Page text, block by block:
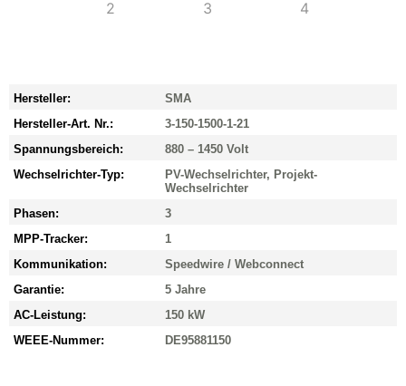
Hersteller:
SMA
Hersteller-Art. Nr.:
3-150-1500-1-21
Spannungsbereich:
880 – 1450 Volt
Wechselrichter-Typ:
PV-Wechselrichter, Projekt-
Wechselrichter
Phasen:
3
MPP-Tracker:
1
Kommunikation:
Speedwire / Webconnect
Garantie:
5 Jahre
AC-Leistung:
150 kW
WEEE-Nummer:
DE95881150